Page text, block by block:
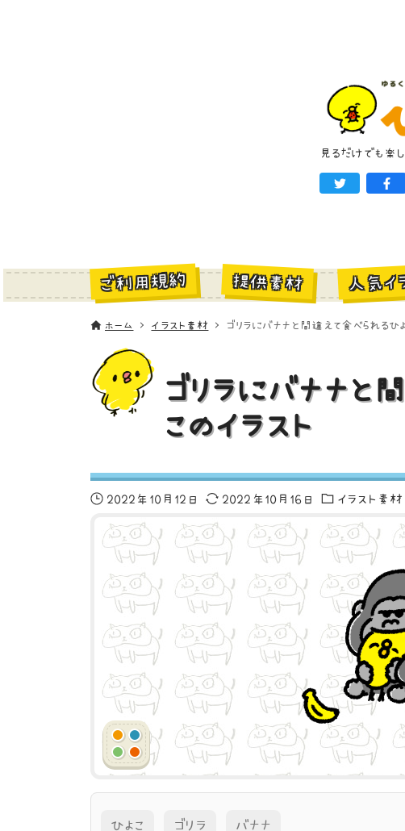
見るだけでも楽
ご利用規約 提供素材 人気イ
ホーム イラスト素材 ゴリラにバナナと間違えて食べられるひ
ゴリラにバナナと
このイラスト
2022年10月12日 2022年10月16日 イラスト素材
ひよこ ゴリラ バナナ